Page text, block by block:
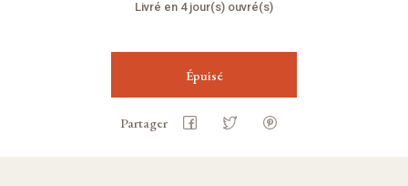
Livré en 4 jour(s) ouvré(s)
Épuisé
Partager